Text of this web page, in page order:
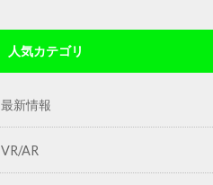
人気カテゴリ
最新情報
VR/AR